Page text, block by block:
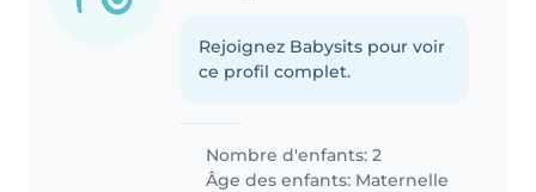
Rejoignez Babysits pour voir
ce profil complet.
Nombre d'enfants: 2
Âge des enfants: Maternelle